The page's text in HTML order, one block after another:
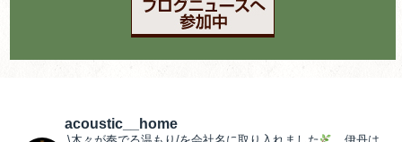
acoustic__home